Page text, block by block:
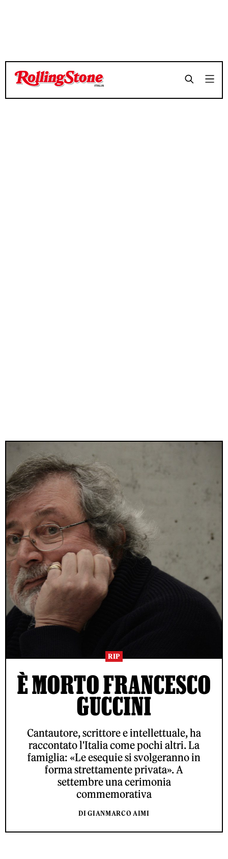
RIP
È MORTO FRANCESCO
GUCCINI
Cantautore, scrittore e intellettuale, ha
raccontato l'Italia come pochi altri. La
famiglia: «Le esequie si svolgeranno in
forma strettamente privata». A
settembre una cerimonia
commemorativa
DI GIANMARCO AIMI